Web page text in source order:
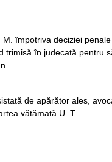
împotriva deciziei
în judecată pentru
de apărător ales,
vătămată U. T..